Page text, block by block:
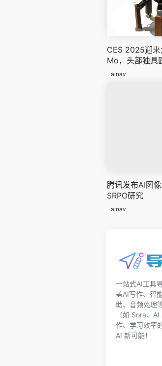
CES 2025迎
Mo，头部独具
ainav
腾讯发布AI图
SRPO研究
ainav
一站式AI工具
盖AI写作、智
助、音频处理
（如 Sora、
作、学习效率
AI 新可能！